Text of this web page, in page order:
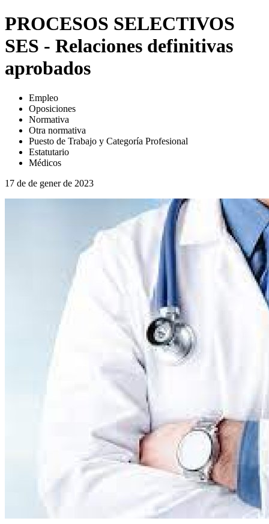
PROCESOS SELECTIVOS
SES - Relaciones definitivas
aprobados
Empleo
Oposiciones
Normativa
Otra normativa
Puesto de Trabajo y Categoría Profesional
Estatutario
Médicos
17 de de gener de 2023